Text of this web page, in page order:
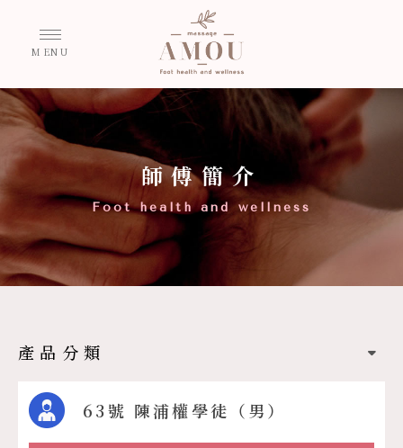
師傅簡介
產品分類
63號 陳浦權學徒（男）